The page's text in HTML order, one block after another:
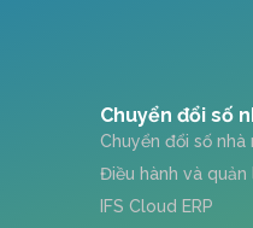
Chuyển đổi số
Chuyển đổi số nhà
Điều hành và quản
IFS Cloud ERP